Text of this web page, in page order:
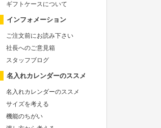
ギフトケースについて
インフォメーション
ご注文前にお読み下さい
社長へのご意見箱
スタッフブログ
名入れカレンダーのススメ
名入れカレンダーのススメ
サイズを考える
機能のちがい